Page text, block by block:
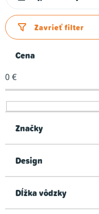
d
e
i
e
p
r
d
k
o
Zavrieť filter
Cena
0 €
Značky
Design
Dĺžka vôdzky